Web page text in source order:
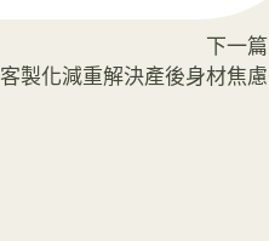
下一篇
製化減重解決產後身材焦慮